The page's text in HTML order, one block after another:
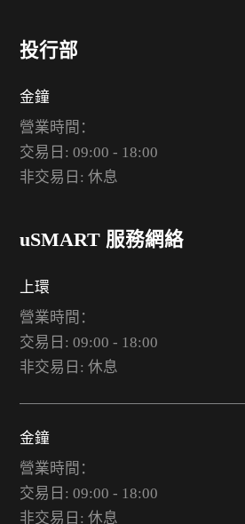
投行部
金鐘
營業時間：
交易日: 09:00 - 18:00
非交易日: 休息
uSMART 服務網絡
上環
營業時間：
交易日: 09:00 - 18:00
非交易日: 休息
金鐘
營業時間：
交易日: 09:00 - 18:00
非交易日: 休息